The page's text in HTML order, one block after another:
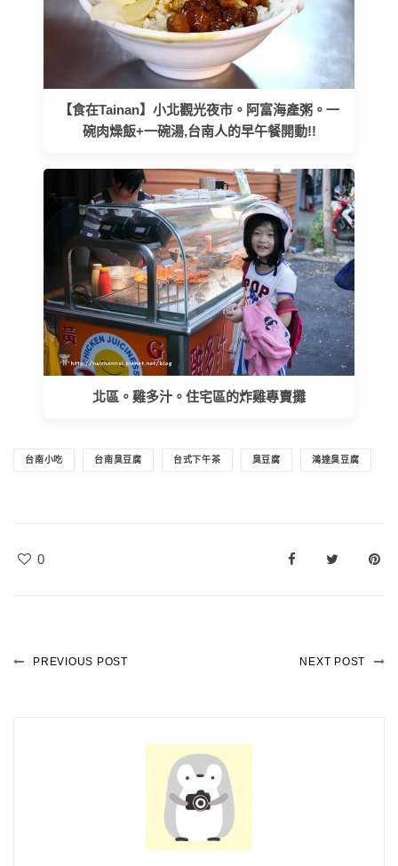
【食在Tainan】小北觀光夜市。阿富海產粥。一
碗肉燥飯+一碗湯,台南人的早午餐開動!!
北區。雞多汁。住宅區的炸雞專賣攤
台南小吃 台南臭豆腐 台式下午茶 臭豆腐 鴻達臭豆腐
0
PREVIOUS POST NEXT POST